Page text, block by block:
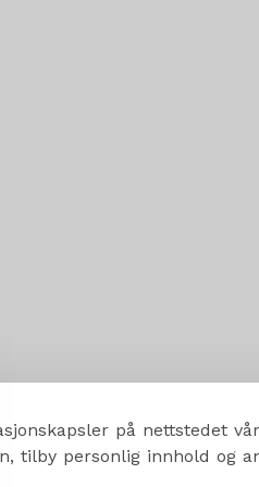
på nettstedet
tilby personlig innhold og